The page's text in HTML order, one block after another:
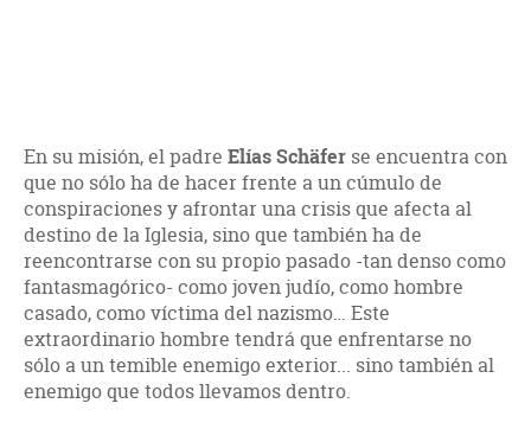
En su misión, el padre Elías Schäfer se encuentra con
que no sólo ha de hacer frente a un cúmulo de
conspiraciones y afrontar una crisis que afecta al
destino de la Iglesia, sino que también ha de
reencontrarse con su propio pasado -tan denso como
fantasmagórico- como joven judío, como hombre
casado, como víctima del nazismo… Este
extraordinario hombre tendrá que enfrentarse no
sólo a un temible enemigo exterior... sino también al
enemigo que todos llevamos dentro.